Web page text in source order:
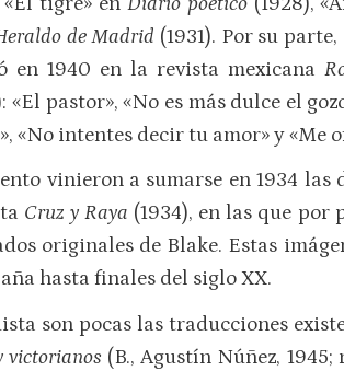
de Madrid (1931). Por su
en 1940 en la revista mexicana
«El pastor», «No es más dulce el
«No intentes decir tu amor» y «Me
vinieron a sumarse en 1934 las
Cruz y Raya (1934), en las que por
originales de Blake. Estas
hasta finales del siglo XX.
son pocas las traducciones
victorianos (B., Agustín Núñez, 1945;